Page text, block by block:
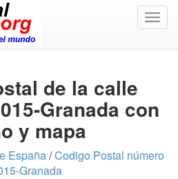
de la calle
Granada con
y mapa
España/Codigo Postal número
Granada